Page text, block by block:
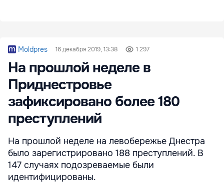
Moldpres 16 декабря 2019, 13:38 1 297
На прошлой неделе в
Приднестровье
зафиксировано более 180
преступлений
На прошлой неделе на левобережье Днестра
было зарегистрировано 188 преступлений. В
147 случаях подозреваемые были
идентифицированы.